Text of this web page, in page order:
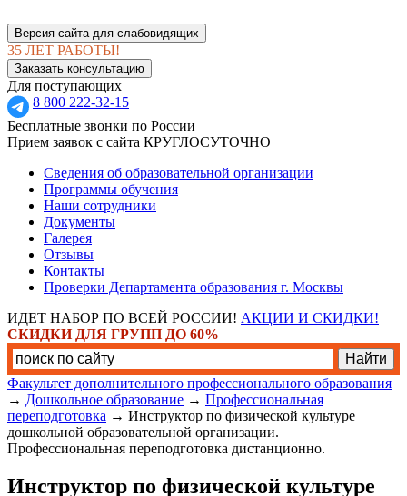
Версия сайта для слабовидящих
35 ЛЕТ РАБОТЫ!
Заказать консультацию
Для поступающих
8 800 222-32-15
Бесплатные звонки по России
Прием заявок с сайта КРУГЛОСУТОЧНО
Сведения об образовательной организации
Программы обучения
Наши сотрудники
Документы
Галерея
Отзывы
Контакты
Проверки Департамента образования г. Москвы
ИДЕТ НАБОР ПО ВСЕЙ РОССИИ! АКЦИИ И СКИДКИ!
СКИДКИ ДЛЯ ГРУПП ДО 60%
Факультет дополнительного профессионального образования
→ Дошкольное образование → Профессиональная
переподготовка → Инструктор по физической культуре
дошкольной образовательной организации.
Профессиональная переподготовка дистанционно.
Инструктор по физической культуре